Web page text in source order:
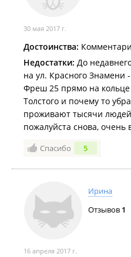
30 мая 2017 г.
Достоинства:
Недостатки: До
на ул. Красного Знамени
Фреш 25 прямо на
Толстого и почему то
проживают тысячи
пожалуйста снова, очень
Спасибо 5
Ирина
Отзывов 1
16 апреля 2017 г.